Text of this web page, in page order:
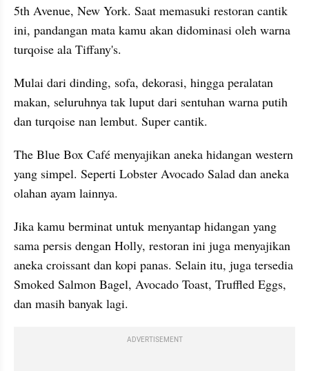
5th Avenue, New York. Saat memasuki restoran cantik
ini, pandangan mata kamu akan didominasi oleh warna
turqoise ala Tiffany's.
Mulai dari dinding, sofa, dekorasi, hingga peralatan
makan, seluruhnya tak luput dari sentuhan warna putih
dan turqoise nan lembut. Super cantik.
The Blue Box Café menyajikan aneka hidangan western
yang simpel. Seperti Lobster Avocado Salad dan aneka
olahan ayam lainnya.
Jika kamu berminat untuk menyantap hidangan yang
sama persis dengan Holly, restoran ini juga menyajikan
aneka croissant dan kopi panas. Selain itu, juga tersedia
Smoked Salmon Bagel, Avocado Toast, Truffled Eggs,
dan masih banyak lagi.
ADVERTISEMENT